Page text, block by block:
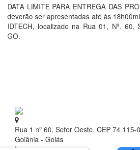
DATA LIMITE PARA ENTREGA DAS
deverão ser apresentadas até às
IDTECH, localizado na Rua 01, Nº. 60,
GO.
Rua 1 nº 60, Setor Oeste, CEP 74.115-
Goiânia - Goiás